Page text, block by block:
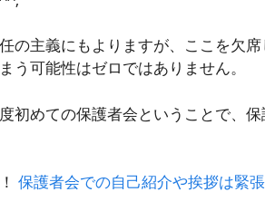
の主義にもよりますが、ここを欠
う可能性はゼロではありません。
初めての保護者会ということで、
保護者会での自己紹介や挨拶は緊